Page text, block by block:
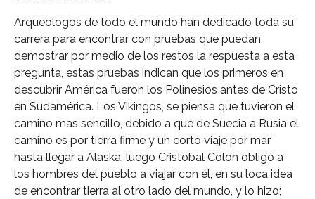
Arqueólogos de todo el mundo han dedicado toda su
carrera para encontrar con pruebas que puedan
demostrar por medio de los restos la respuesta a esta
pregunta, estas pruebas indican que los primeros en
descubrir América fueron los Polinesios antes de Cristo
en Sudamérica. Los Vikingos, se piensa que tuvieron el
camino mas sencillo, debido a que de Suecia a Rusia el
camino es por tierra firme y un corto viaje por mar
hasta llegar a Alaska, luego Cristobal Colón obligó a
los hombres del pueblo a viajar con él, en su loca idea
de encontrar tierra al otro lado del mundo, y lo hizo;